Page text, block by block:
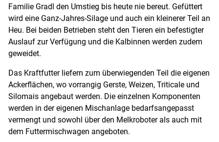
Familie Gradl den Umstieg bis heute nie bereut. Gefüttert
wird eine Ganz-Jahres-Silage und auch ein kleinerer Teil an
Heu. Bei beiden Betrieben steht den Tieren ein befestigter
Auslauf zur Verfügung und die Kalbinnen werden zudem
geweidet.
Das Kraftfutter liefern zum überwiegenden Teil die eigenen
Ackerflächen, wo vorrangig Gerste, Weizen, Triticale und
Silomais angebaut werden. Die einzelnen Komponenten
werden in der eigenen Mischanlage bedarfsangepasst
vermengt und sowohl über den Melkroboter als auch mit
dem Futtermischwagen angeboten.